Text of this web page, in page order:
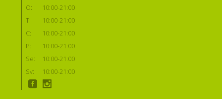
O:
10:00-21:00
T:
10:00-21:00
C:
10:00-21:00
P:
10:00-21:00
Se:
10:00-21:00
Sv:
10:00-21:00